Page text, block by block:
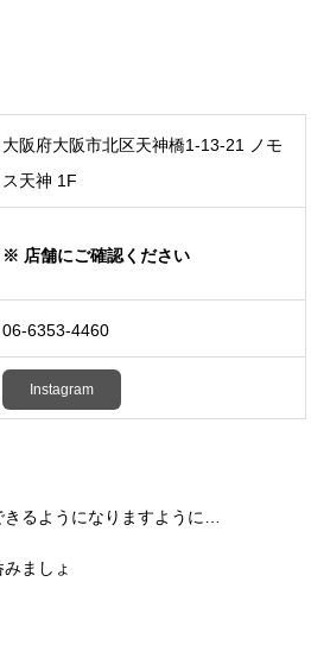
大阪府大阪市北区天神橋1-13-21 ノモ
ス天神 1F
※ 店舗にご確認ください
06-6353-4460
Instagram
るようになりますように…
ましょ